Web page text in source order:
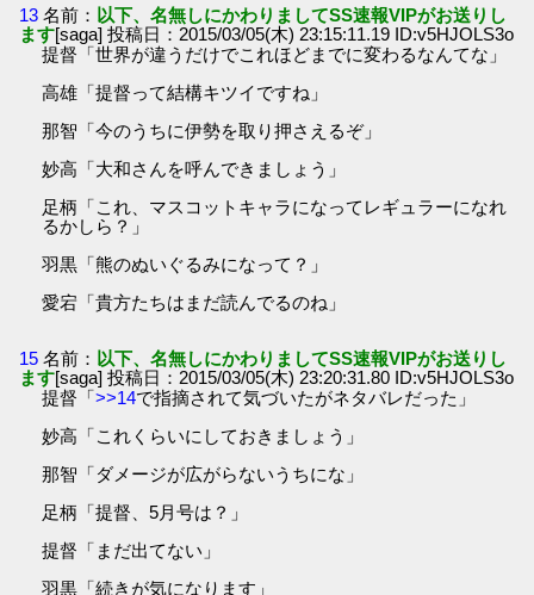
13 名前： 以下、名無しにかわりましてSS速報VIPがお送りし
ます[saga] 投稿日：2015/03/05(木) 23:15:11.19 ID:v5HJOLS3o
提督「世界が違うだけでこれほどまでに変わるなんてな」
高雄「提督って結構キツイですね」
那智「今のうちに伊勢を取り押さえるぞ」
妙高「大和さんを呼んできましょう」
足柄「これ、マスコットキャラになってレギュラーになれ
るかしら？」
羽黒「熊のぬいぐるみになって？」
愛宕「貴方たちはまだ読んでるのね」
15 名前： 以下、名無しにかわりましてSS速報VIPがお送りし
ます[saga] 投稿日：2015/03/05(木) 23:20:31.80 ID:v5HJOLS3o
提督「>>14で指摘されて気づいたがネタバレだった」
妙高「これくらいにしておきましょう」
那智「ダメージが広がらないうちにな」
足柄「提督、5月号は？」
提督「まだ出てない」
羽黒「続きが気になります」